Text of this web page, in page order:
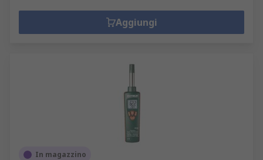
Aggiungi
In magazzino